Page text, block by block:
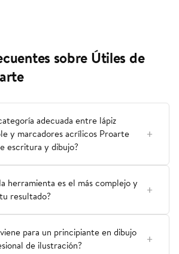
sobre Útiles de
adecuada entre lápiz
y marcadores acrílicos Proarte
escritura y dibujo?
herramienta es el más complejo y
resultado?
para un principiante en dibujo
de ilustración?